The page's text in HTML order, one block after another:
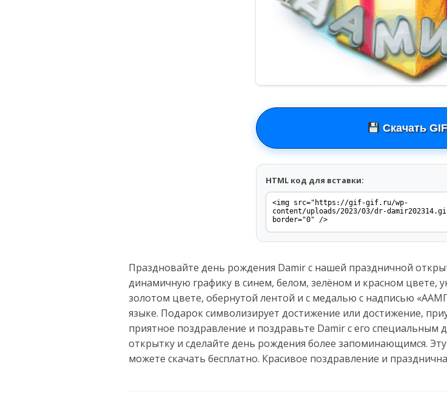
Скачать
HTML код для вставки:
Праздновайте день рождения Damir с нашей праздничной
динамичную графику в синем, белом, зелёном и красном
золотом цвете, обернутой лентой и с медалью с надписью
языке. Подарок символизирует достижение или достижение,
приятное поздравление и поздравьте Damir с его специальным
открытку и сделайте день рождения более запоминающимся.
можете скачать бесплатно. Красивое поздравление и